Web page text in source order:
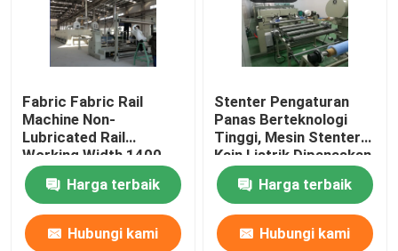
Fabric Fabric Rail
Machine Non-
Lubricated Rail
Working Width 1400-
3600mm
Harga terbaik
Hubungi kami
Stenter Pengaturan
Panas Berteknologi
Tinggi, Mesin Stenter
Kain Listrik Dipanaskan
Harga terbaik
Hubungi kami